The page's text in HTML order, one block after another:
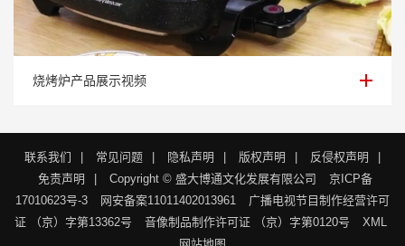
烧烤炉产品展示视频
烧烤炉产品展示视频
联系我们 | 常见问题 | 隐私声明 | 版权声明 | 反侵权声明
|
免责声明
| Copyright © 盛大博通文化发展有限公司
京ICP备
17010623号-3
网安备案11011402013961
广播电视节目制作经营许可
证 （京）字第13362号
音像制品制作许可证 （京）字第0120号
XML